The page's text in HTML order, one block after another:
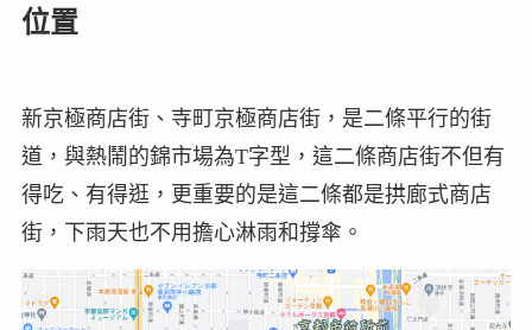
位置
新京極商店街、寺町京極商店街，是二條平行的街
道，與熱鬧的錦市場為T字型，這二條商店街不但有
得吃、有得逛，更重要的是這二條都是拱廊式商店
街，下雨天也不用擔心淋雨和撐傘。